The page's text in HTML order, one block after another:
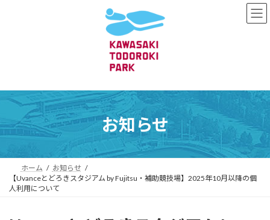
キ
ッ
に
移
お知らせ
ホーム
お知らせ
【Uvanceとどろきスタジアム by Fujitsu・補助競技場】2025年10月以降の個
人利用について